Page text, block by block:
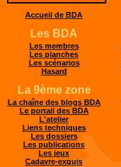
Accueil de BDA
Les BDA
Les membres
Les planches
Les scénarios
Hasard
La 9ème zone
La chaîne des blogs BDA
Le portail des BDA
L'atelier
Liens techniques
Les dossiers
Les publications
Les jeux
Cadavre-exquis